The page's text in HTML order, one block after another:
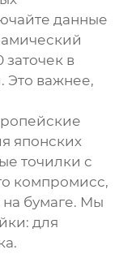
данные
в
Это важнее,
японских
точилки с
компромисс,
на бумаге. Мы
для